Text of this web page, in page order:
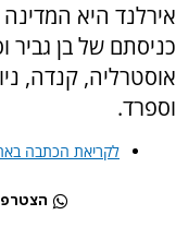
אירלנד היא
כניסתם של בן גביר
אוסטרליה, קנדה, ניו
וספרד.
לקריאת הכתבה